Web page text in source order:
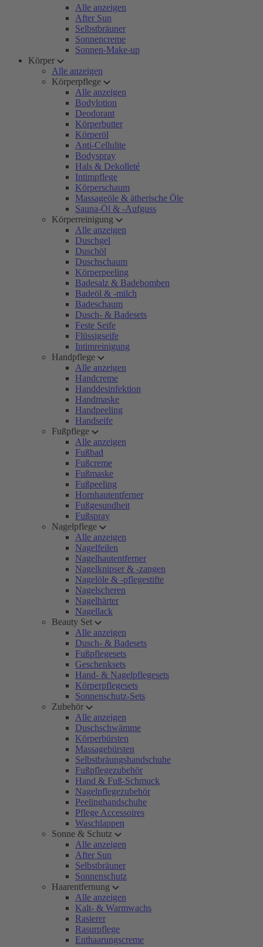
Alle anzeigen
After Sun
Selbstbräuner
Sonnencreme
Sonnen-Make-up
Körper
Alle anzeigen
Körperpflege
Alle anzeigen
Bodylotion
Deodorant
Körperbutter
Körperöl
Anti-Cellulite
Bodyspray
Hals & Dekolleté
Intimpflege
Körperschaum
Massageöle & ätherische Öle
Sauna-Öl & -Aufguss
Körperreinigung
Alle anzeigen
Duschgel
Duschöl
Duschschaum
Körperpeeling
Badesalz & Badebomben
Badeöl & -milch
Badeschaum
Dusch- & Badesets
Feste Seife
Flüssigseife
Intimreinigung
Handpflege
Alle anzeigen
Handcreme
Handdesinfektion
Handmaske
Handpeeling
Handseife
Fußpflege
Alle anzeigen
Fußbad
Fußcreme
Fußmaske
Fußpeeling
Hornhautentferner
Fußgesundheit
Fußspray
Nagelpflege
Alle anzeigen
Nagelfeilen
Nagelhautentferner
Nagelknipser & -zangen
Nagelöle & -pflegestifte
Nagelscheren
Nagelhärter
Nagellack
Beauty Set
Alle anzeigen
Dusch- & Badesets
Fußpflegesets
Geschenksets
Hand- & Nagelpflegesets
Körperpflegesets
Sonnenschutz-Sets
Zubehör
Alle anzeigen
Duschschwämme
Körperbürsten
Massagebürsten
Selbstbräungshandschuhe
Fußpflegezubehör
Hand & Fuß-Schmuck
Nagelpflegezubehör
Peelinghandschuhe
Pflege Accessoires
Waschlappen
Sonne & Schutz
Alle anzeigen
After Sun
Selbstbräuner
Sonnenschutz
Haarentfernung
Alle anzeigen
Kalt- & Warmwachs
Rasierer
Rasurpflege
Enthaarungscreme